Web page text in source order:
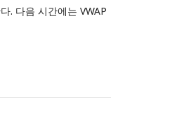
. 다음 시간에는 VWAP